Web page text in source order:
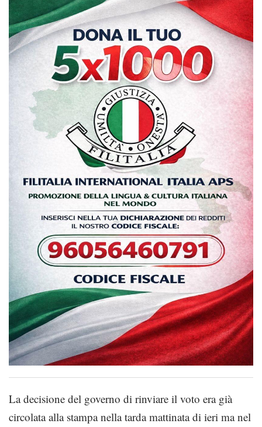
La decisione del governo di rinviare il voto era già
circolata alla stampa nella tarda mattinata di ieri ma nel